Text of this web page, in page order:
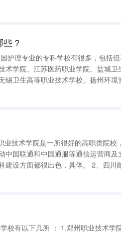
？
术学院、江苏医药职业学院、盐城
锡卫生高等职业技术学校、扬州环境
护理专业课程，为学
业技术学院是一所很好的高职类院校
中国联通和中国通服等通信运营商
具体。 2、四川邮电职业技术学院学校
位于四川省成都市，是四川省人民